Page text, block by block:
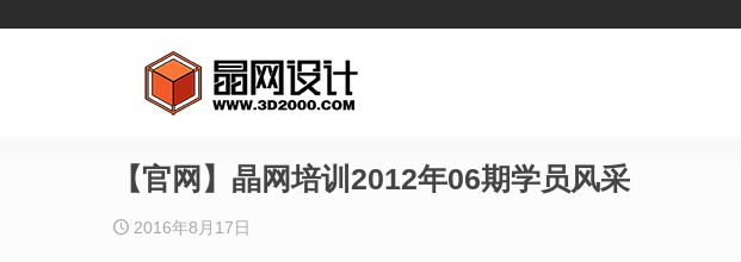
【官网】晶网培训2012年06期学员风采
2016年8月17日